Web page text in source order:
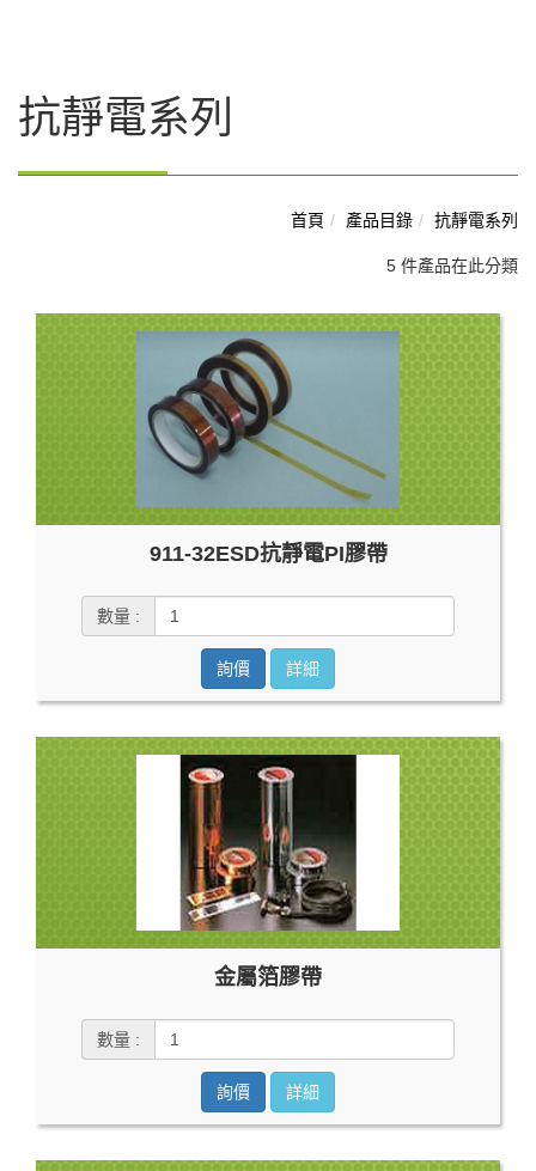
抗靜電系列
首頁 產品目錄 抗靜電系列
5 件產品在此分類
911-32ESD抗靜電PI膠帶
數量 :
詢價 詳細
金屬箔膠帶
數量 :
詢價 詳細